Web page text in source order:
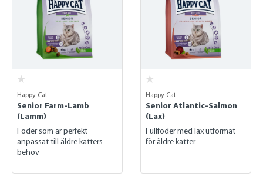
Happy Cat
Senior Farm-Lamb
(Lamm)
Foder som är perfekt
anpassat till äldre katters
behov
Happy Cat
Senior Atlantic-Salmon
(Lax)
Fullfoder med lax utformat
för äldre katter